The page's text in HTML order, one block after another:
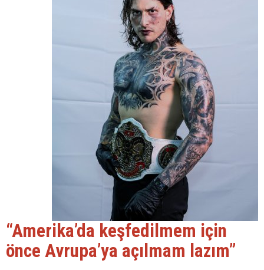
“Amerika’da keşfedilmem için
önce Avrupa’ya açılmam lazım”